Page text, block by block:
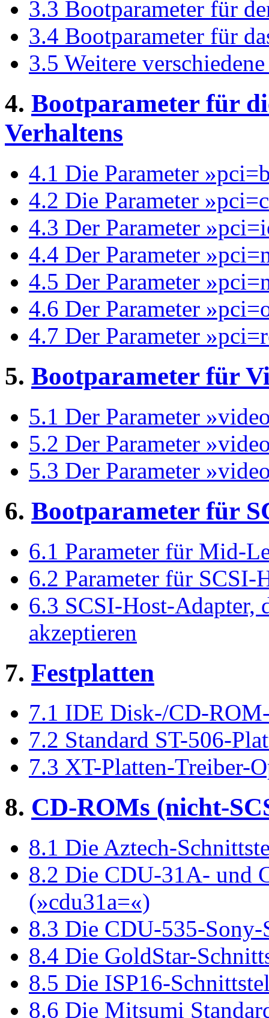
3.3 Bootparameter für
3.4 Bootparameter für
3.5 Weitere
4. Bootparameter für
Verhaltens
4.1 Die Parameter
4.2 Die Parameter
4.3 Der Parameter
4.4 Der Parameter
4.5 Der Parameter
4.6 Der Parameter
4.7 Der Parameter
5. Bootparameter für
5.1 Der Parameter
5.2 Der Parameter
5.3 Der Parameter
6. Bootparameter für
6.1 Parameter für Mid-
6.2 Parameter für SCSI-
6.3 SCSI-Host-Adapter,
akzeptieren
7. Festplatten
7.1 IDE Disk-/CD-
7.2 Standard ST-506-
7.3 XT-Platten-Treiber-
8. CD-ROMs (nicht-
8.1 Die Aztech-
8.2 Die CDU-31A- und
(»cdu31a=«)
8.3 Die CDU-535-
8.4 Die GoldStar-
8.5 Die ISP16-
8.6 Die Mitsumi